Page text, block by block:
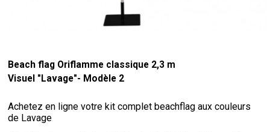
Beach flag Oriflamme classique 2,3 m
Visuel "Lavage"- Modèle 2
Achetez en ligne votre kit complet beachflag aux couleurs
de Lavage